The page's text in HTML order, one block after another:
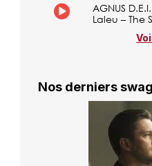
AGNUS
Laleu – The
Nos derniers